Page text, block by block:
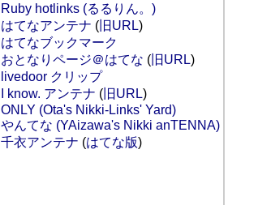
Ruby hotlinks (るるりん。)
はてなアンテナ ( 旧URL)
はてなブックマーク
おとなりページ＠はてな ( 旧URL)
livedoor クリップ
I know. アンテナ ( 旧URL)
ONLY (Ota's Nikki-Links' Yard)
やんてな (YAizawa's Nikki anTENNA)
千衣アンテナ (はてな版)